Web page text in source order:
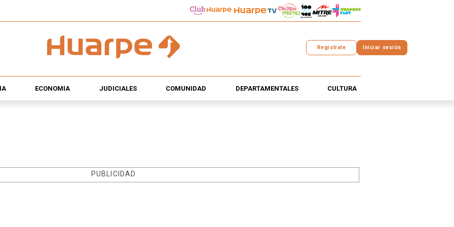
Registrate Iniciar sesión
ECONOMÍA JUDICIALES COMUNIDAD DEPARTAMENTALES CULTURA
PUBLICIDAD